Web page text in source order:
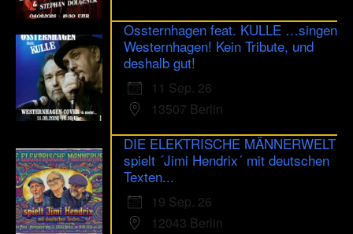
Ossternhagen feat. KULLE …singen
Westernhagen! Kein Tribute, und
deshalb gut!
11 Sep. 26
13507 Berlin
DIE ELEKTRISCHE MÄNNERWELT
spielt ´Jimi Hendrix´ mit deutschen
Texten...
19 Sep. 26
12043 Berlin